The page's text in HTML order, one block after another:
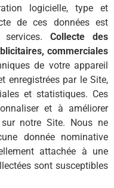
logicielle, type et
de ces données est
Collecte des
commerciales
de votre appareil
enregistrées par le Site,
et statistiques. Ces
et à améliorer
sur notre Site. Nous ne
donnée nominative
attachée à une
sont susceptibles